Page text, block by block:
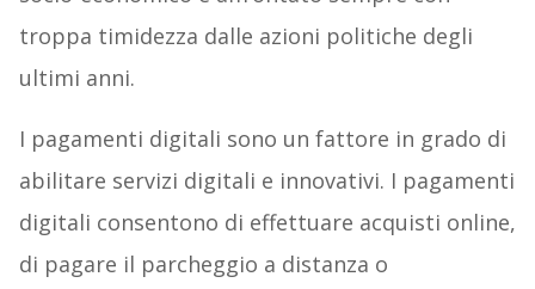
troppa timidezza dalle azioni politiche degli
ultimi anni.
I pagamenti digitali sono un fattore in grado di
abilitare servizi digitali e innovativi. I pagamenti
digitali consentono di effettuare acquisti online,
di pagare il parcheggio a distanza o